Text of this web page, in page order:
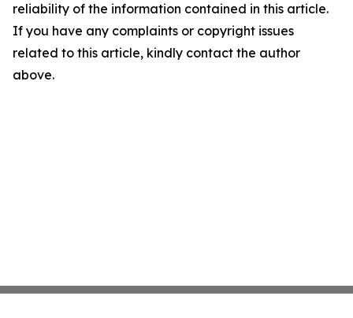
reliability of the information contained in this article.
If you have any complaints or copyright issues
related to this article, kindly contact the author
above.